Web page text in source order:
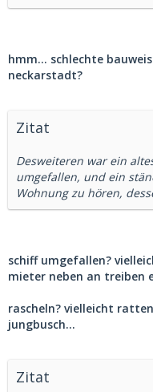
hmm... schlechte
neckarstadt?
Zitat
Desweiteren war ein
umgefallen, und ein
Wohnung zu hören,
schiff umgefallen?
mieter neben an treiben
rascheln? vielleicht
jungbusch...
Zitat